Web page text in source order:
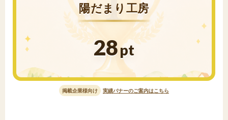
陽だまり工房
28pt
掲載企業様向け 実績バナーのご案内はこちら